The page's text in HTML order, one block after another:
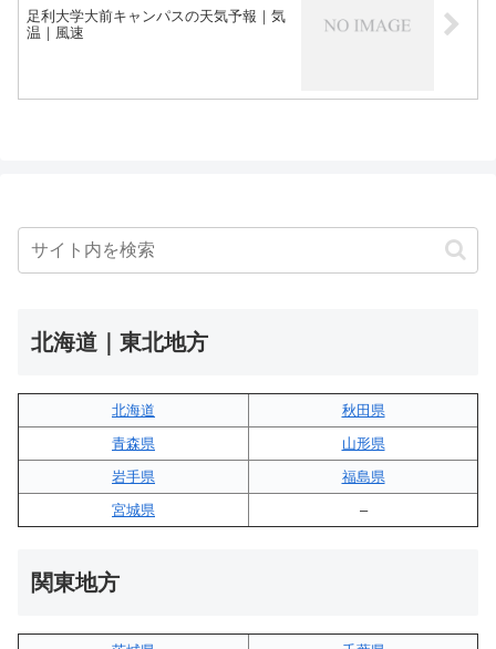
足利大学大前キャンパスの天気予報｜気
温｜風速
北海道｜東北地方
北海道
秋田県
青森県
山形県
岩手県
福島県
宮城県
–
関東地方